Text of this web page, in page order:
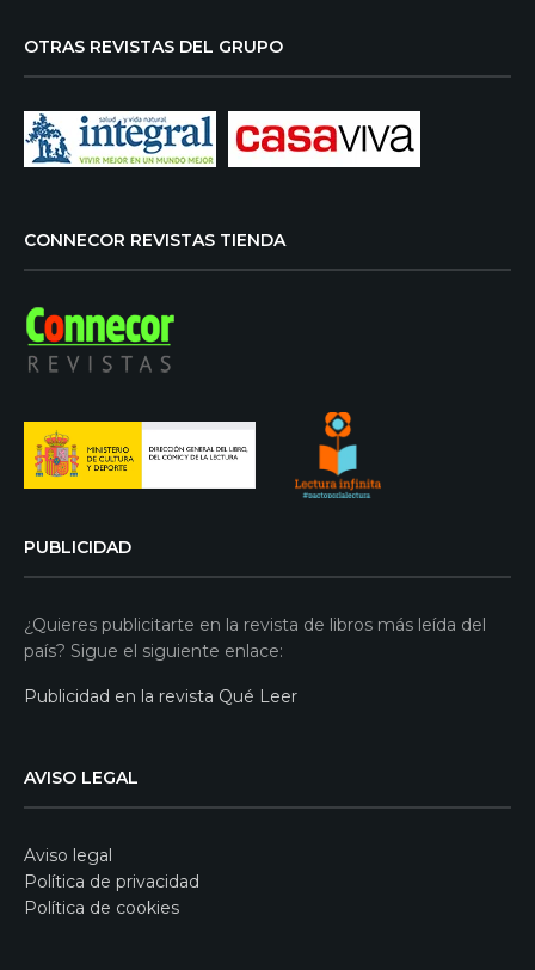
OTRAS REVISTAS DEL GRUPO
CONNECOR REVISTAS TIENDA
PUBLICIDAD
¿Quieres publicitarte en la revista de libros más leída del
país? Sigue el siguiente enlace:
Publicidad en la revista Qué Leer
AVISO LEGAL
Aviso legal
Política de privacidad
Política de cookies